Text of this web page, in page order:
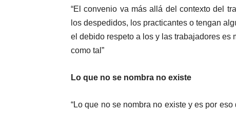
“El convenio va más allá del contexto del
los despedidos, los practicantes o tengan
el debido respeto a los y las trabajadores
como tal”
Lo que no se nombra no existe
“Lo que no se nombra no existe y es por